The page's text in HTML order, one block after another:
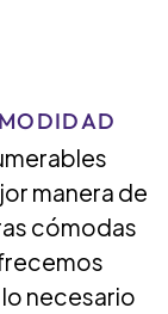
manera de
cómodas
necesario